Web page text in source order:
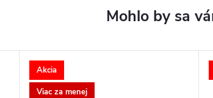
Akcia
Viac za menej